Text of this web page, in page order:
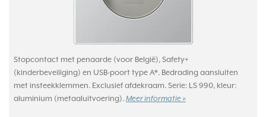
Stopcontact met penaarde (voor België), Safety+
(kinderbeveiliging) en USB-poort type A*. Bedrading aansluiten
met insteekklemmen. Exclusief afdekraam. Serie: LS 990, kleur:
aluminium (metaaluitvoering). Meer informatie »